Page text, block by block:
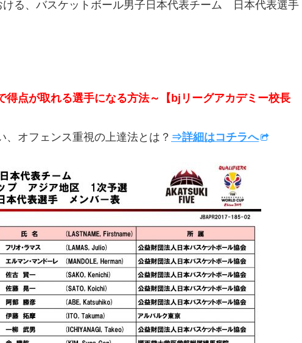
ける、バスケットボール男子日本代表チーム 日本代表選手
点が取れる選手になる方法～【bjリーグアカデミー校長
オフェンス重視の上達法とは？ ⇒詳細はコチラへ